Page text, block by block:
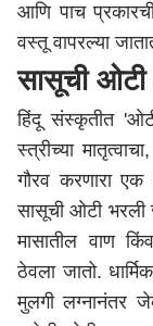
आणि पाच
वस्तू वापरल्या
सासूची ओटी
हिंदू संस्कृतीत
स्त्रीच्या
गौरव करणारा
सासूची ओटी भरली
मासातील वाण
ठेवला जातो.
मुलगी लग्नानंतर